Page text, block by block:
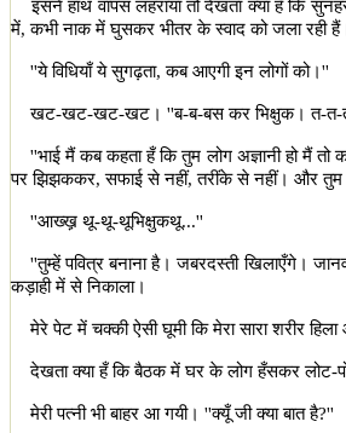
इसने हाथ वापस लहराया तो देखता क्या हँ कि
में,कभी नाक में घुसकर भीतर के स्वाद को जला रही
''ये विधियाँ ये सुगढ़ता,कब आएगी इन लोगों को।''
खट-खट-खट-खट। ''ब-ब-बस कर भिक्षुक। त-त-
''भाई मैं कब कहता हँ कि तुम लोग अज्ञानी हो मैं
पर झिझककर,सफाई से नहीं,तरींके से नहीं। और
''आख्ख़़ थू-थू-थूभिक्षुकथू...''
''तुम्हें पवित्र बनाना है। जबरदस्ती खिलाएँगे।
कड़ाही में से निकाला।
मेरे पेट में चक्की ऐसी घूमी कि मेरा सारा शरीर
देखता क्या हँ कि बैठक में घर के लोग हँसकर लोट-
मेरी पत्नी भी बाहर आ गयी। ''क्यूँ जी क्या बात है?''